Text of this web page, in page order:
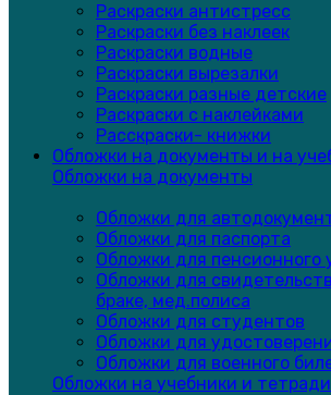
Раскраски антистресс
Раскраски без наклеек
Раскраски водные
Раскраски вырезалки
Раскраски разные детские
Раскраски с наклейками
Расскраски- книжки
Обложки на документы и на
Обложки на документы
Обложки для
Обложки для паспорта
Обложки для пенсионного
Обложки для
браке, мед.полиса
Обложки для студентов
Обложки для
Обложки для военного
Обложки на учебники и тетради